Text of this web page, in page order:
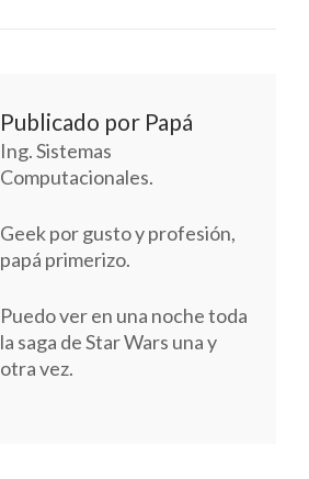
Publicado por Papá
Ing. Sistemas
Computacionales.
Geek por gusto y profesión,
papá primerizo.
Puedo ver en una noche toda
la saga de Star Wars una y
otra vez.